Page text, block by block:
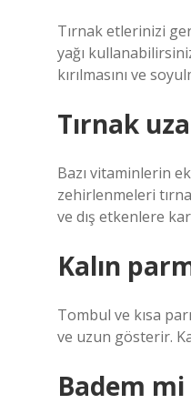
Tırnak etlerinizi
yağı
kırılmasını ve
Tırnak
Bazı vitaminlerin
zehirlenmeleri
ve dış etkenlere
Kalın
Tombul ve kısa
ve uzun gösterir.
Badem